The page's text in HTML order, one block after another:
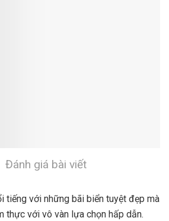
Đánh giá bài viết
tiếng với những bãi biển tuyệt đẹp mà
thực với vô vàn lựa chọn hấp dẫn.